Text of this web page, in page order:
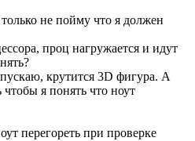
не пойму что я должен
проц нагружается и идут
крутится 3D фигура. А
я понять что ноут
перегореть при проверке